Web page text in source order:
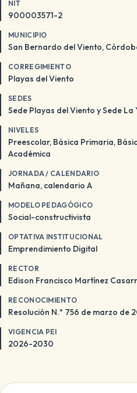
NIT
900003571-2
MUNICIPIO
San Bernardo del Viento,
CORREGIMIENTO
Playas del Viento
SEDES
Sede Playas del Viento y Sede La
NIVELES
Preescolar, Básica Primaria,
Académica
JORNADA / CALENDARIO
Mañana, calendario A
MODELO PEDAGÓGICO
Social-constructivista
OPTATIVA INSTITUCIONAL
Emprendimiento Digital
RECTOR
Edison Francisco Martínez
RECONOCIMIENTO
Resolución N.º 756 de marzo de
VIGENCIA PEI
2026-2030